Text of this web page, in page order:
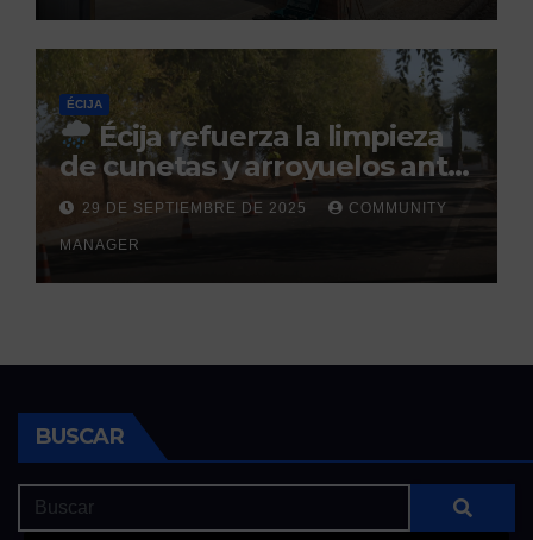
ÉCIJA
Écija refuerza la limpieza
de cunetas y arroyuelos ante
la llegada de las lluvias
otoñales
29 DE SEPTIEMBRE DE 2025 COMMUNITY
MANAGER
BUSCAR